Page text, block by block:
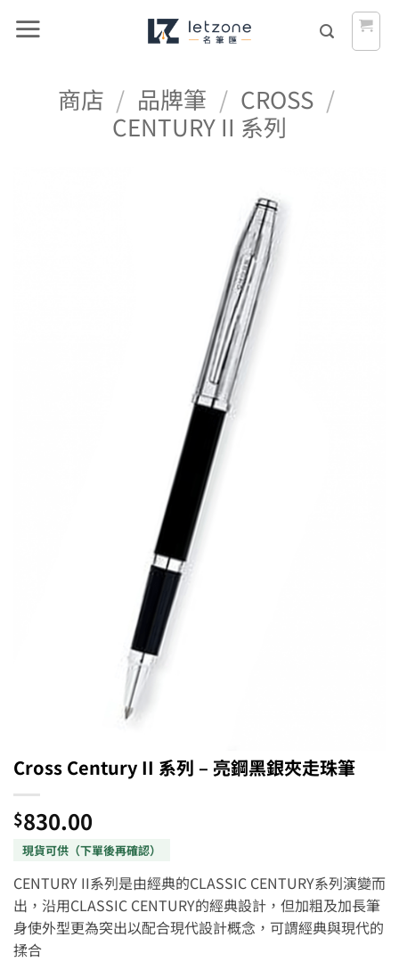
商店 / 品牌筆 / CROSS /
CENTURY II 系列
Cross Century II 系列 – 亮鋼黑銀夾走珠筆
$830.00
CENTURY II系列是由經典的CLASSIC CENTURY系列演變而
出，沿用CLASSIC CENTURY的經典設計，但加粗及加長筆
身使外型更為突出以配合現代設計概念，可謂經典與現代的
揉合